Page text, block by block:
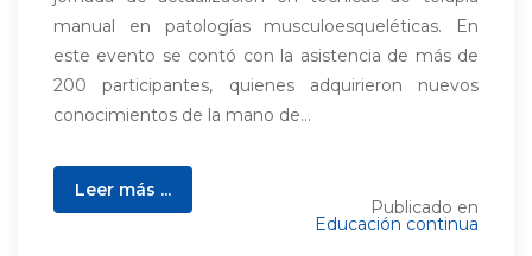
manual en patologías musculoesqueléticas. En
este evento se contó con la asistencia de más de
200 participantes, quienes adquirieron nuevos
conocimientos de la mano de...
Leer más ...
Publicado en
Educación continua